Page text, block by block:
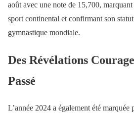
août avec une note de 15,700,
sport continental et confirmant son
gymnastique mondiale.
Des Révélations
Passé
L’année 2024 a également été